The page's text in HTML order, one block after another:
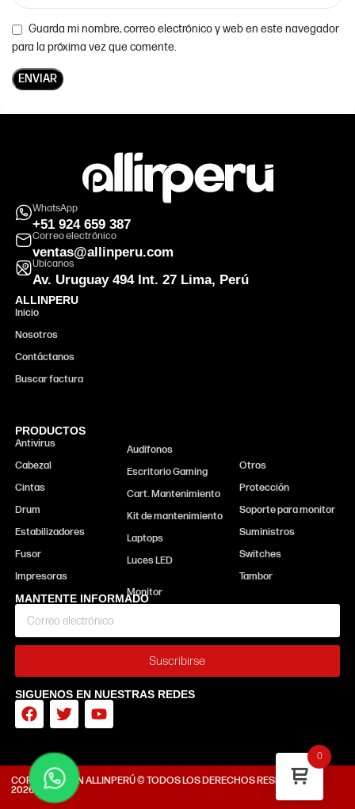
Guarda mi nombre, correo electrónico y web en este navegador
para la próxima vez que comente.
WhatsApp
+51 924 659 387
Correo electrónico
ventas@allinperu.com
Ubícanos
Av. Uruguay 494 Int. 27 Lima, Perú
ALLINPERU
Inicio
Nosotros
Contáctanos
Buscar factura
PRODUCTOS
Antivirus
Cabezal
Cintas
Drum
Estabilizadores
Fusor
Impresoras
Audífonos
Escritorio Gaming
Cart. Mantenimiento
Kit de mantenimiento
Laptops
Luces LED
Otros
Protección
Soporte para monitor
Suministros
Switches
Tambor
MANTENTE INFORMADO
Suscribirse
SIGUENOS EN NUESTRAS REDES
CORPORACIÓN ALLINPERÚ © TODOS LOS DERECHOS RESERVADOS
2026
0